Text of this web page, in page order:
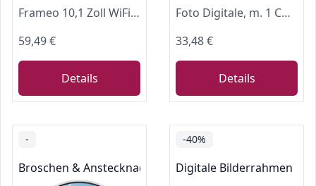
Frameo 10,1 Zoll WiFi Digitaler Bilderrahmen, 1280x800 HD IPS Touchscreen Foto Rahmen, 32GB Speicher, Automatische Rotation, Wandmontagefähig, Teilen Sie Fotos sofort von überall aus
59,49 €
Details
Foto Digitale, m. 1 CD-ROM
33,48 €
Details
-
Broschen & Anstecknadeln
-40%
Digitale Bilderrahmen